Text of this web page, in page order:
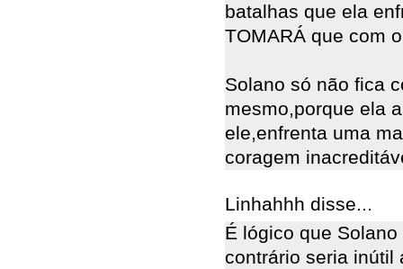
batalhas que ela
TOMARÁ que com
Solano só não fica
mesmo,porque ela
ele,enfrenta uma
coragem
Linhahhh disse...
É lógico que
contrário seria inútil